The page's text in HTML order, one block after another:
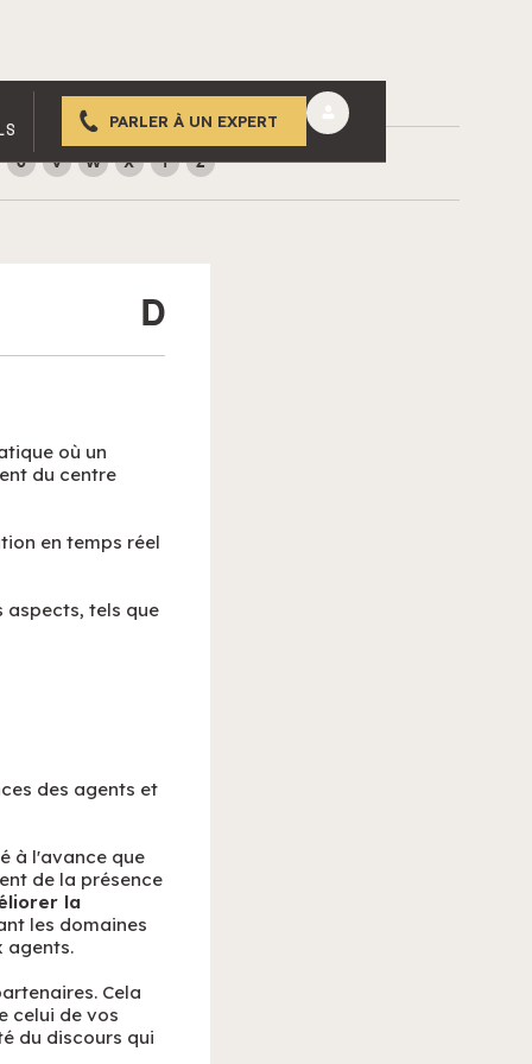
PARLER À UN EXPERT
U V W X Y Z
D
où un
du centre
en temps réel
aspects, tels que
des agents et
à l'avance que
de la présence
la
les domaines
agents.
Cela
celui de vos
du discours qui